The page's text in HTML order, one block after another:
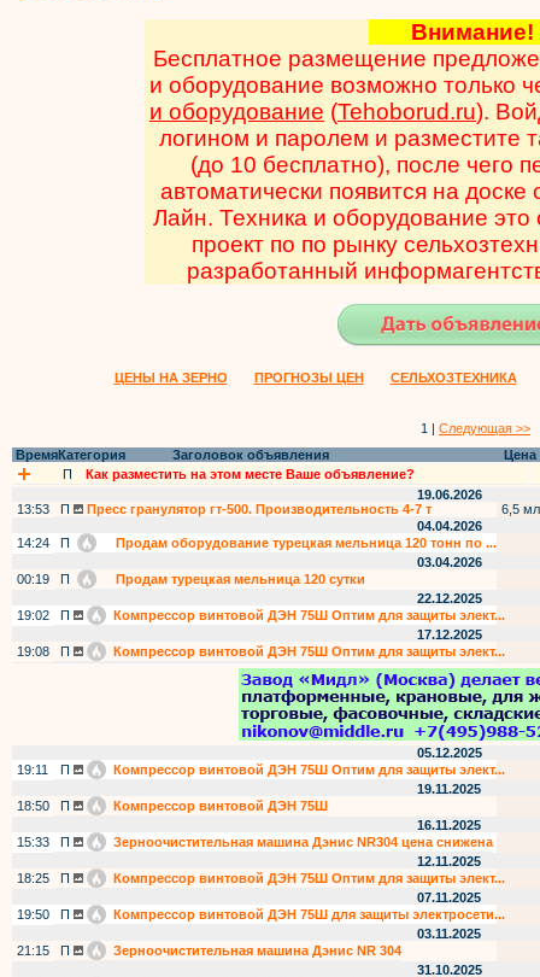
Бесплатное размещение
и оборудование возможно только
и оборудование (Tehoborud.ru).
логином и паролем и разместите
(до 10 бесплатно), после чего
автоматически появится на
Лайн. Техника и оборудование
проект по по рынку
разработанный
ЦЕНЫ НА ЗЕРНО ПРОГНОЗЫ ЦЕН СЕЛЬХОЗТЕХНИКА
1 | Следующая >>
ВремяКатегория Заголовок объявления
Цена
П
Как разместить на этом месте Ваше объявление?
19.06.2026
13:53
П Пресс гранулятор гт-500. Производительность 4-7 т
6,5
04.04.2026
14:24
П
Продам оборудование турецкая мельница 120 тонн по ...
03.04.2026
00:19
П
Продам турецкая мельница 120 сутки
22.12.2025
19:02
П
Компрессор винтовой ДЭН 75Ш Оптим для защиты элект...
17.12.2025
19:08
П Компрессор винтовой ДЭН 75Ш Оптим для защиты элект...
05.12.2025
19:11
П
Компрессор винтовой ДЭН 75Ш Оптим для защиты элект...
19.11.2025
18:50
П
Компрессор винтовой ДЭН 75Ш
16.11.2025
15:33
П
Зерноочистительная машина Дэнис NR304 цена снижена
12.11.2025
18:25
П
Компрессор винтовой ДЭН 75Ш Оптим для защиты элект...
07.11.2025
19:50
П
Компрессор винтовой ДЭН 75Ш для защиты электросети...
03.11.2025
21:15
П
Зерноочистительная машина Дэнис NR 304
31.10.2025